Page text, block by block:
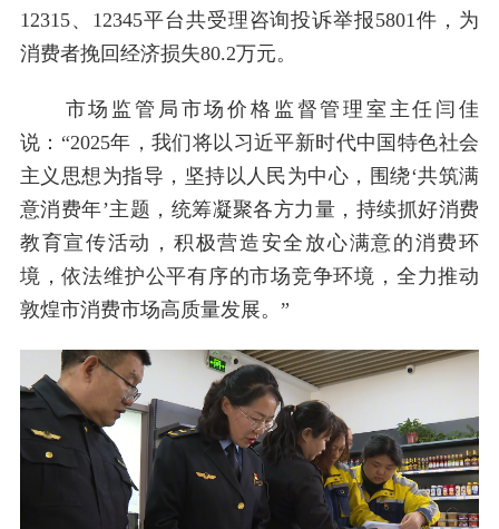
12315、12345平台共受理咨询投诉举报5801件，为
消费者挽回经济损失80.2万元。
市场监管局市场价格监督管理室主任闫佳
说：“2025年，我们将以习近平新时代中国特色社会
主义思想为指导，坚持以人民为中心，围绕‘共筑满
意消费年’主题，统筹凝聚各方力量，持续抓好消费
教育宣传活动，积极营造安全放心满意的消费环
境，依法维护公平有序的市场竞争环境，全力推动
敦煌市消费市场高质量发展。”